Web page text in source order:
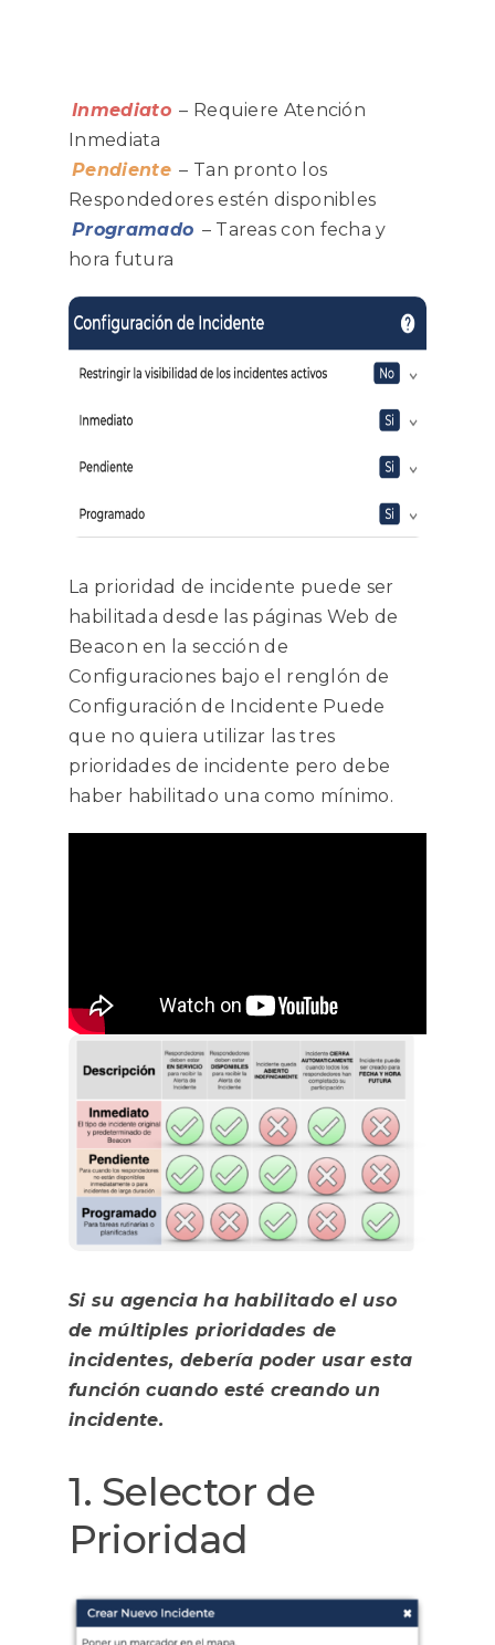
Inmediato – Requiere Atención
Inmediata
Pendiente – Tan pronto los
Respondedores estén disponibles
Programado – Tareas con fecha y
hora futura
La prioridad de incidente puede ser
habilitada desde las páginas Web de
Beacon en la sección de
Configuraciones bajo el renglón de
Configuración de Incidente Puede
que no quiera utilizar las tres
prioridades de incidente pero debe
haber habilitado una como mínimo.
Si su agencia ha habilitado el uso
de múltiples prioridades de
incidentes, debería poder usar esta
función cuando esté creando un
incidente.
1. Selector de
Prioridad